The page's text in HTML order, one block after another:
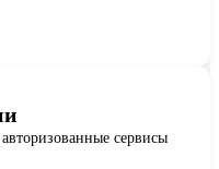
сервисы